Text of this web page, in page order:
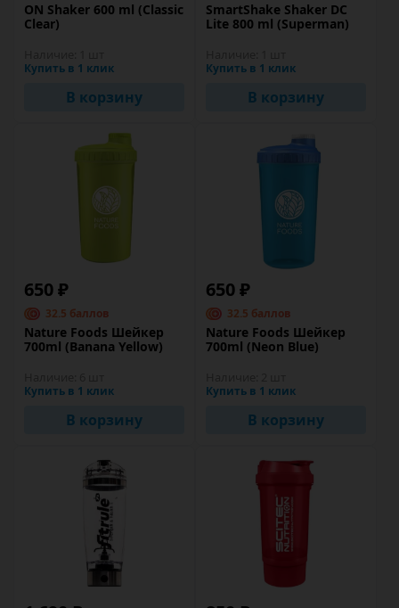
ON Shaker 600 ml (Classic
Clear)
Купить в 1 клик
В корзину
SmartShake Shaker DC
Lite 800 ml (Superman)
Купить в 1 клик
В корзину
650 ₽
32.5 баллов
Nature Foods Шейкер
700ml (Banana Yellow)
Купить в 1 клик
В корзину
650 ₽
32.5 баллов
Nature Foods Шейкер
700ml (Neon Blue)
Купить в 1 клик
В корзину